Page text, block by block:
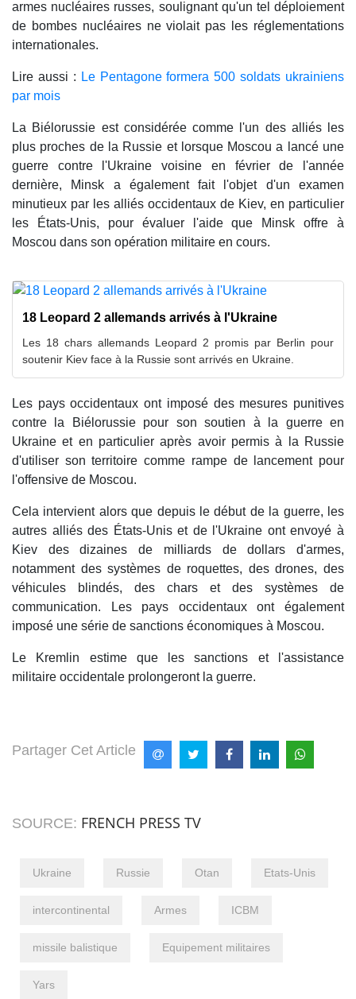
armes nucléaires russes, soulignant qu'un tel déploiement
de bombes nucléaires ne violait pas les réglementations
internationales.
Lire aussi : Le Pentagone formera 500 soldats ukrainiens
par mois
La Biélorussie est considérée comme l'un des alliés les
plus proches de la Russie et lorsque Moscou a lancé une
guerre contre l'Ukraine voisine en février de l'année
dernière, Minsk a également fait l'objet d'un examen
minutieux par les alliés occidentaux de Kiev, en particulier
les États-Unis, pour évaluer l'aide que Minsk offre à
Moscou dans son opération militaire en cours.
18 Leopard 2 allemands arrivés à l'Ukraine
Les 18 chars allemands Leopard 2 promis par Berlin pour
soutenir Kiev face à la Russie sont arrivés en Ukraine.
Les pays occidentaux ont imposé des mesures punitives
contre la Biélorussie pour son soutien à la guerre en
Ukraine et en particulier après avoir permis à la Russie
d'utiliser son territoire comme rampe de lancement pour
l'offensive de Moscou.
Cela intervient alors que depuis le début de la guerre, les
autres alliés des États-Unis et de l'Ukraine ont envoyé à
Kiev des dizaines de milliards de dollars d'armes,
notamment des systèmes de roquettes, des drones, des
véhicules blindés, des chars et des systèmes de
communication. Les pays occidentaux ont également
imposé une série de sanctions économiques à Moscou.
Le Kremlin estime que les sanctions et l'assistance
militaire occidentale prolongeront la guerre.
Partager Cet Article
SOURCE: FRENCH PRESS TV
Ukraine Russie Otan Etats-Unis
intercontinental Armes ICBM
missile balistique Equipement militaires
Yars